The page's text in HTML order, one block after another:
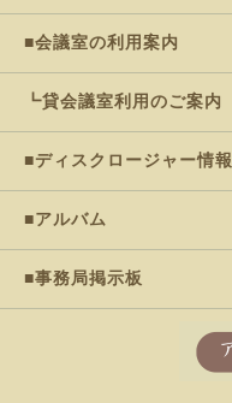
■会議室の利用案内
┗貸会議室利用のご案内
■ディスクロージャー情報
■アルバム
■事務局掲示板